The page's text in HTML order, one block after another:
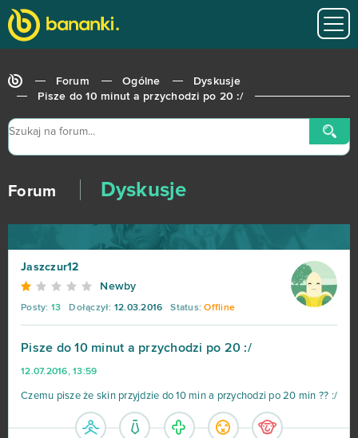
Forum Ogólne
Dyskusje
Pisze do 10 minut a przychodzi po 20 :/
Forum Dyskusje
Jaszczur12
Newby
Posty: 13 Dołączył: 12.03.2016 Status: Offline
Pisze do 10 minut a przychodzi po 20 :/
12.07.2016, 13:59
Czemu pisze że skin przyjdzie do 10 min a przychodzi po 20 min ?? :/